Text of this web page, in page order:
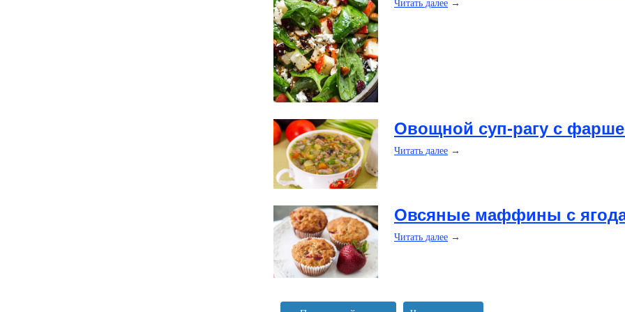
Читать далее →
​Овощной суп-рагу с
Читать далее →
​Овсяные маффины с
Читать далее →